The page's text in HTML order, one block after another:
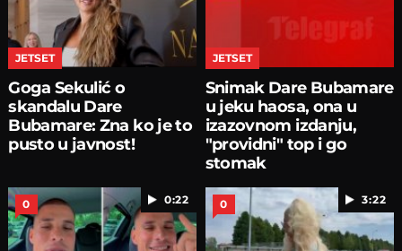
JETSET
Goga Sekulić o
skandalu Dare
Bubamare: Zna ko je to
pusto u javnost!
JETSET
Snimak Dare Bubamare
u jeku haosa, ona u
izazovnom izdanju,
"providni" top i go
stomak
0:22
0 3:22
0